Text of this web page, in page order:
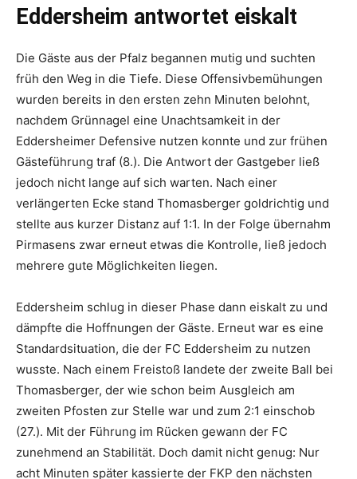
Eddersheim antwortet eiskalt
Die Gäste aus der Pfalz begannen mutig und suchten
früh den Weg in die Tiefe. Diese Offensivbemühungen
wurden bereits in den ersten zehn Minuten belohnt,
nachdem Grünnagel eine Unachtsamkeit in der
Eddersheimer Defensive nutzen konnte und zur frühen
Gästeführung traf (8.). Die Antwort der Gastgeber ließ
jedoch nicht lange auf sich warten. Nach einer
verlängerten Ecke stand Thomasberger goldrichtig und
stellte aus kurzer Distanz auf 1:1. In der Folge übernahm
Pirmasens zwar erneut etwas die Kontrolle, ließ jedoch
mehrere gute Möglichkeiten liegen.
Eddersheim schlug in dieser Phase dann eiskalt zu und
dämpfte die Hoffnungen der Gäste. Erneut war es eine
Standardsituation, die der FC Eddersheim zu nutzen
wusste. Nach einem Freistoß landete der zweite Ball bei
Thomasberger, der wie schon beim Ausgleich am
zweiten Pfosten zur Stelle war und zum 2:1 einschob
(27.). Mit der Führung im Rücken gewann der FC
zunehmend an Stabilität. Doch damit nicht genug: Nur
acht Minuten später kassierte der FKP den nächsten